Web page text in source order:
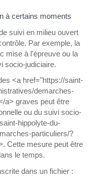
à certains moments
suivi en milieu ouvert
Par exemple, la
mise à l'épreuve ou la
socio-judiciaire.
<a href="https://saint-
demarches-
a> graves peut être
ou du suivi socio-
hippolyte-du-
particuliers/?
Cette mesure peut être
le temps.
dans un fichier :